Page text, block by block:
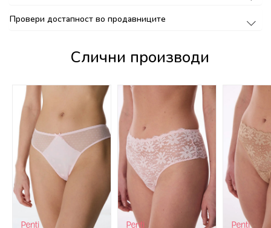
Провери достапност во продавниците
Слични производи